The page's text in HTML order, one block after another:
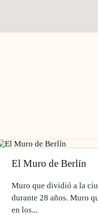
El Muro de Berlín
Muro que dividió a la
durante 28 años. Muro
en los...